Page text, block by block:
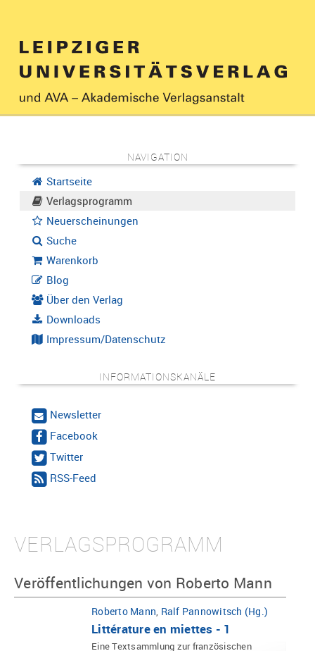
NAVIGATION
Startseite
Verlagsprogramm
Neuerscheinungen
Suche
Warenkorb
Blog
Über den Verlag
Downloads
Impressum/Datenschutz
INFORMATIONSKANÄLE
Newsletter
Facebook
Twitter
RSS-Feed
VERLAGSPROGRAMM
Veröffentlichungen von Roberto Mann
Roberto Mann, Ralf Pannowitsch (Hg.)
Littérature en miettes - 1
Eine Textsammlung zur französischen